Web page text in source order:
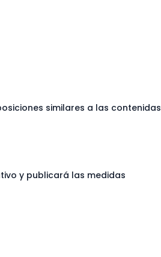
similares a las contenidas
y publicará las medidas